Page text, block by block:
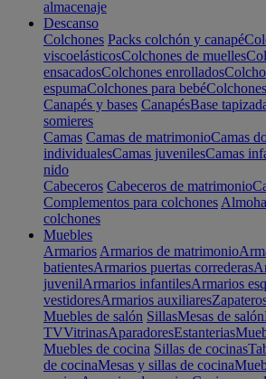
almacenaje
Descanso
Colchones Packs colchón y canapé
viscoelásticosColchones de muelles
ensacadosColchones enrollados
espumaColchones para bebé
Canapés y bases CanapésBase
somieres
Camas Camas de matrimonioCamas
individualesCamas juvenilesCamas
nido
Cabeceros Cabeceros de matrimonio
Complementos para colchones
colchones
Muebles
Armarios Armarios de matrimonio
batientesArmarios puertas correderas
juvenilArmarios infantilesArmarios
vestidoresArmarios auxiliares
Muebles de salón SillasMesas de salón
TVVitrinasAparadoresEstanterias
Muebles de cocina Sillas de cocinas
de cocinaMesas y sillas de cocina